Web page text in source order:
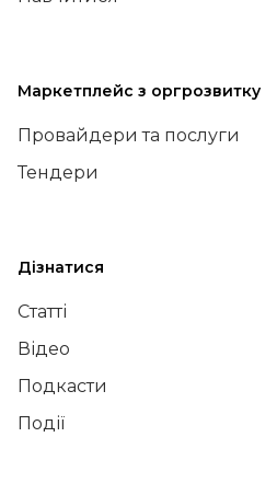
Маркетплейс з оргрозвитку
Провайдери та послуги
Тендери
Дізнатися
Статті
Відео
Подкасти
Події